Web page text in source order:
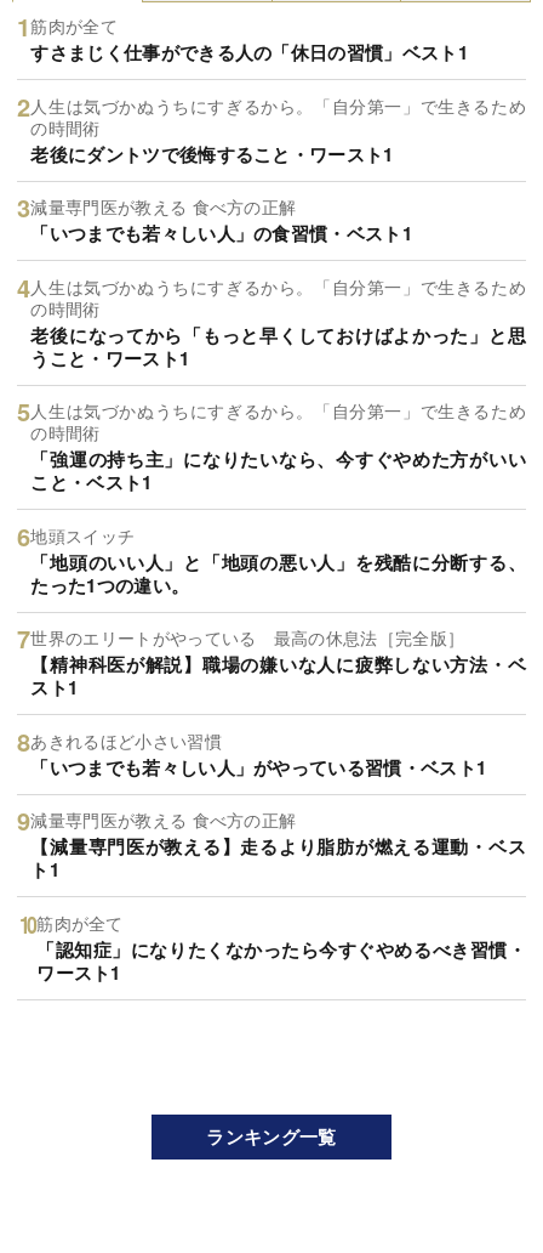
筋肉が全て
すさまじく仕事ができる人の「休日の習慣」ベスト1
人生は気づかぬうちにすぎるから。「自分第一」で生きるため
の時間術
老後にダントツで後悔すること・ワースト1
減量専門医が教える 食べ方の正解
「いつまでも若々しい人」の食習慣・ベスト1
人生は気づかぬうちにすぎるから。「自分第一」で生きるため
の時間術
老後になってから「もっと早くしておけばよかった」と思
うこと・ワースト1
人生は気づかぬうちにすぎるから。「自分第一」で生きるため
の時間術
「強運の持ち主」になりたいなら、今すぐやめた方がいい
こと・ベスト1
地頭スイッチ
「地頭のいい人」と「地頭の悪い人」を残酷に分断する、
たった1つの違い。
世界のエリートがやっている 最高の休息法［完全版］
【精神科医が解説】職場の嫌いな人に疲弊しない方法・ベ
スト1
あきれるほど小さい習慣
「いつまでも若々しい人」がやっている習慣・ベスト1
減量専門医が教える 食べ方の正解
【減量専門医が教える】走るより脂肪が燃える運動・ベス
ト1
筋肉が全て
「認知症」になりたくなかったら今すぐやめるべき習慣・
ワースト1
ランキング一覧